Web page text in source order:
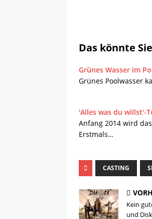
Das könnte
Grünes Wasser im
Grünes Poolwasser
'Alles was du willst'-
Anfang 2014 wird
Erstmals…
CASTING
Kein
und